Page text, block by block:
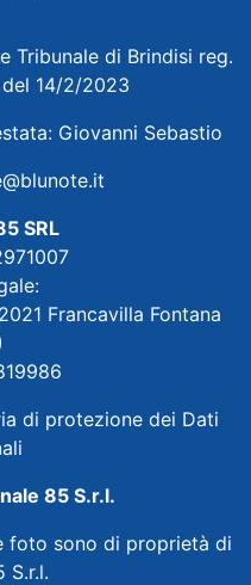
Tribunale di Brindisi reg.
14/2/2023
Giovanni Sebastio
SRL
Francavilla Fontana
di protezione dei Dati
85 S.r.l.
foto sono di proprietà di
S.r.l.